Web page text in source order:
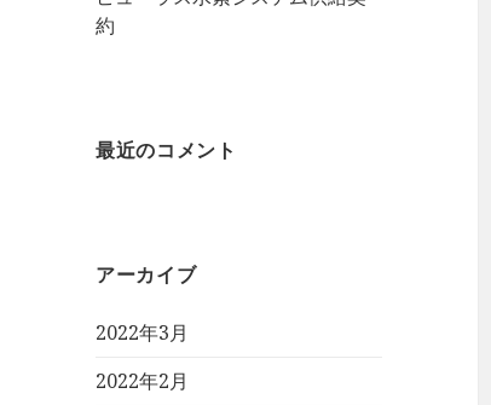
約
最近のコメント
アーカイブ
2022年3月
2022年2月